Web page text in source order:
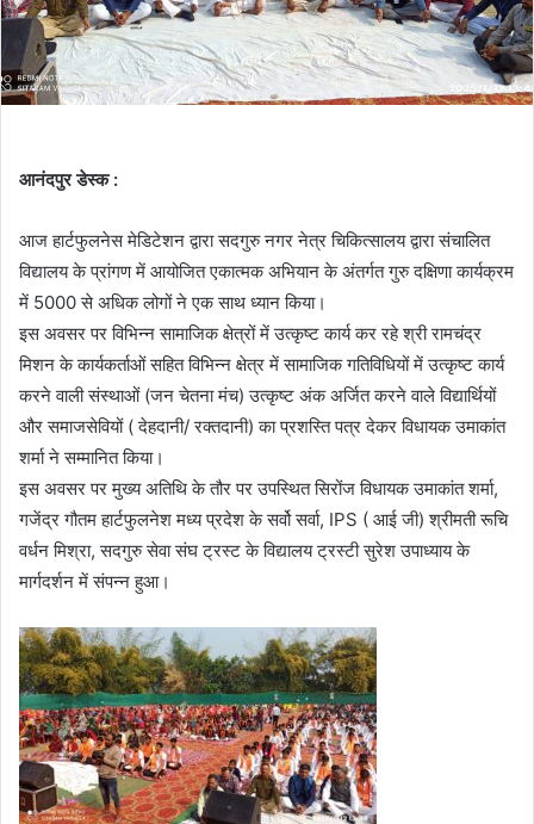
आनंदपुर डेस्क :
आज हार्टफुलनेस मेडिटेशन द्वारा सदगुरु नगर नेत्र चिकित्सालय द्वारा संचालित
विद्यालय के प्रांगण में आयोजित एकात्मक अभियान के अंतर्गत गुरु दक्षिणा कार्यक्रम
में 5000 से अधिक लोगों ने एक साथ ध्यान किया।
इस अवसर पर विभिन्न सामाजिक क्षेत्रों में उत्कृष्ट कार्य कर रहे श्री रामचंद्र
मिशन के कार्यकर्ताओं सहित विभिन्न क्षेत्र में सामाजिक गतिविधियों में उत्कृष्ट कार्य
करने वाली संस्थाओं (जन चेतना मंच) उत्कृष्ट अंक अर्जित करने वाले विद्यार्थियों
और समाजसेवियों ( देहदानी/ रक्तदानी) का प्रशस्ति पत्र देकर विधायक उमाकांत
शर्मा ने सम्मानित किया।
इस अवसर पर मुख्य अतिथि के तौर पर उपस्थित सिरोंज विधायक उमाकांत शर्मा,
गजेंद्र गौतम हार्टफुलनेश मध्य प्रदेश के सर्वो सर्वा, IPS ( आई जी) श्रीमती रूचि
वर्धन मिश्रा, सदगुरु सेवा संघ ट्रस्ट के विद्यालय ट्रस्टी सुरेश उपाध्याय के
मार्गदर्शन में संपन्न हुआ।